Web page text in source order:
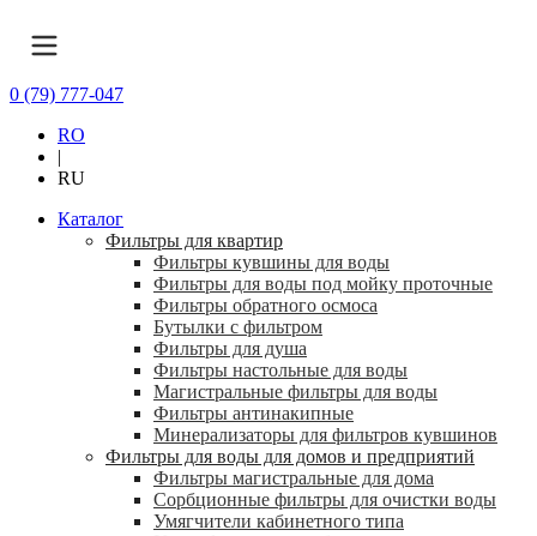
0 (79) 777-047
RO
|
RU
Каталог
Фильтры для квартир
Фильтры кувшины для воды
Фильтры для воды под мойку проточные
Фильтры обратного осмоса
Бутылки с фильтром
Фильтры для душа
Фильтры настольные для воды
Магистральные фильтры для воды
Фильтры антинакипные
Минерализаторы для фильтров кувшинов
Фильтры для воды для домов и предприятий
Фильтры магистральные для дома
Сорбционные фильтры для очистки воды
Умягчители кабинетного типа